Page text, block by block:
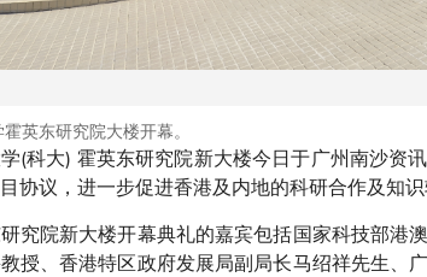
英东研究院大楼开幕。
(科大) 霍英东研究院新大楼今日于广州南沙资
协议，进一步促进香港及内地的科研合作及知识
究院新大楼开幕典礼的嘉宾包括国家科技部港
授、香港特区政府发展局副局长马绍祥先生、